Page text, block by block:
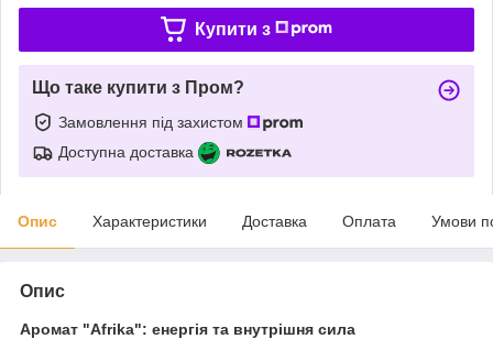
Купити з
Що таке купити з Пром?
Замовлення під захистом
Доступна доставка
Опис Характеристики Доставка Оплата Умови
Опис
Аромат "Afrika": енергія та внутрішня сила